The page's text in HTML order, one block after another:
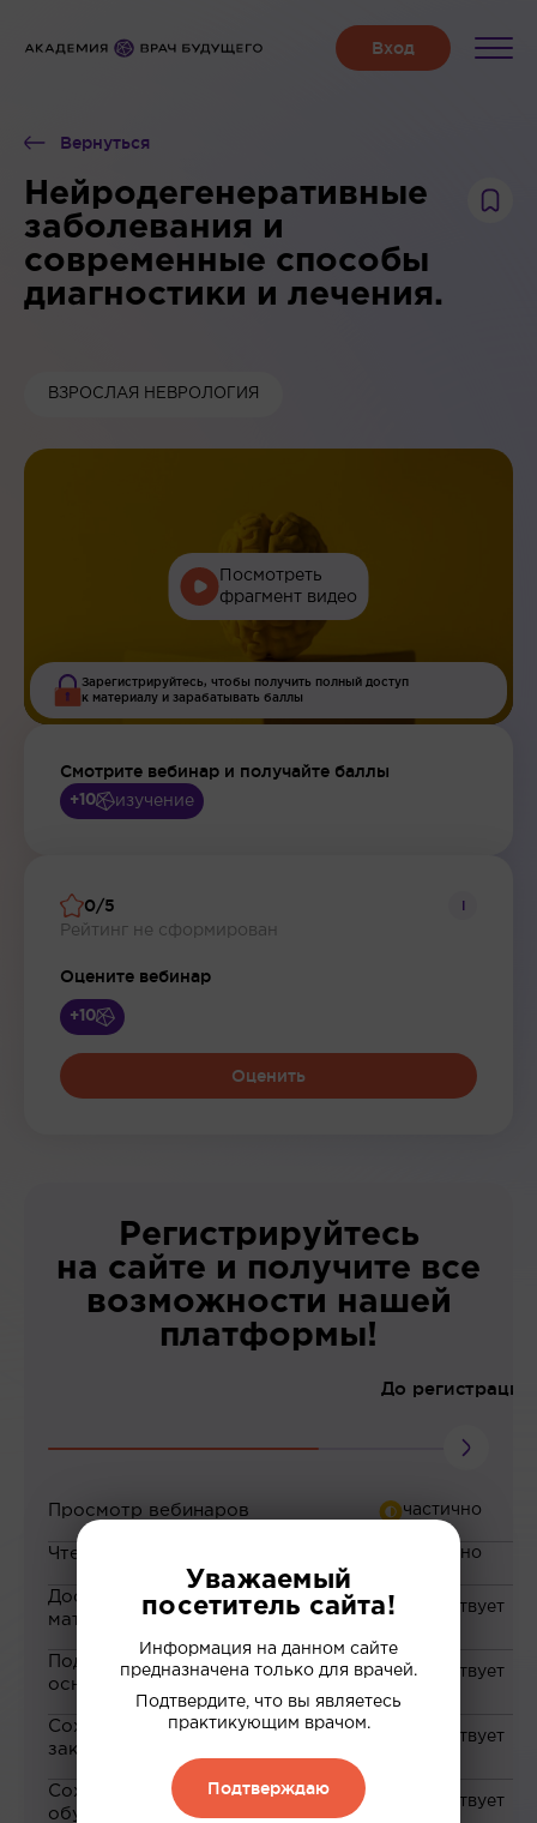
Вернуться
Нейродегенеративные
заболевания и
современные способы
диагностики и лечения.
ВЗРОСЛАЯ НЕВРОЛОГИЯ
Посмотреть
фрагмент видео
Зарегистрируйтесь, чтобы получить полный доступ
к материалу и зарабатывать баллы
Смотрите вебинар и получайте баллы
+10 изучение
0/5
Рейтинг не сформирован
i
Оцените вебинар
+10
Оценить
Регистрируйтесь
на сайте и получите все
возможности нашей
платформы!
До регистрации
Просмотр вебинаров
Чтение статей
Доступ к закрытым
материалам
Подборка материалов на
основе ваших интересов
Сохранение материалов в
закладки
Сохранение прогресса по
обучению
Уважаемый
посетитель сайта!
Информация на данном сайте
предназначена только для врачей.
Подтвердите, что вы являетесь
практикующим врачом.
Подтверждаю